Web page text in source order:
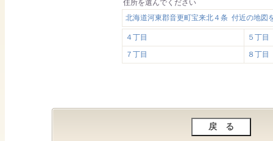
住所を選んでください
北海道河東郡音更町宝来北４条 付近の地図
４丁目
５丁目
７丁目
８丁目